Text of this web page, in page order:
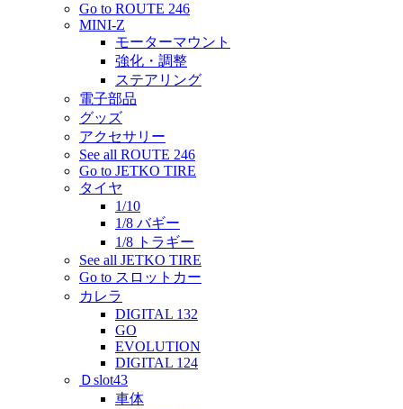
Go to ROUTE 246
MINI-Z
モーターマウント
強化・調整
ステアリング
電子部品
グッズ
アクセサリー
See all ROUTE 246
Go to JETKO TIRE
タイヤ
1/10
1/8 バギー
1/8 トラギー
See all JETKO TIRE
Go to スロットカー
カレラ
DIGITAL 132
GO
EVOLUTION
DIGITAL 124
Ｄslot43
車体